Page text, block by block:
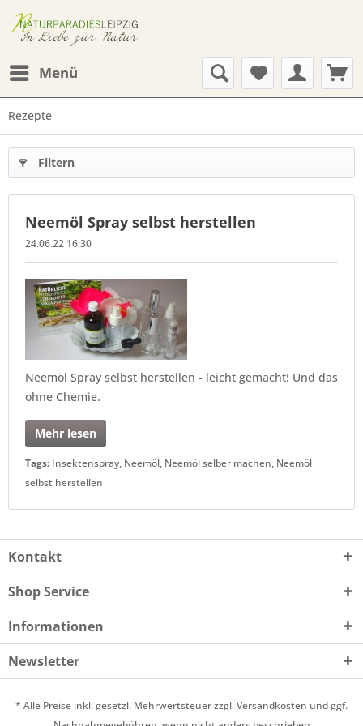
Menü
Rezepte
Filtern
Neemöl Spray selbst herstellen
24.06.22 16:30
Neemöl Spray selbst herstellen - leicht gemacht! Und das
ohne Chemie.
Mehr lesen
Tags: Insektenspray, Neemöl, Neemöl selber machen, Neemöl
selbst herstellen
Kontakt
Shop Service
Informationen
Newsletter
* Alle Preise inkl. gesetzl. Mehrwertsteuer zzgl.Versandkosten und ggf.